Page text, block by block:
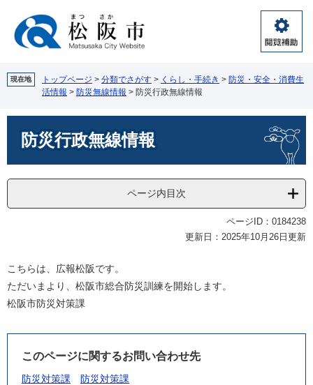
へ
閲
覧
助
現在地 トップページ > 分類でさがす > くらし・手続き > 防災・安全・消費生
活情報 > 防災無線情報 > 防災行政無線情報
防災行政無線情報
ページ内目次
ページID：0184238
更新日：2025年10月26日更新
こちらは、広報松阪です。
ただいまより、松阪市総合防災訓練を開始します。
松阪市防災対策課
このページに関するお問い合わせ先
防災対策課
防災対策課